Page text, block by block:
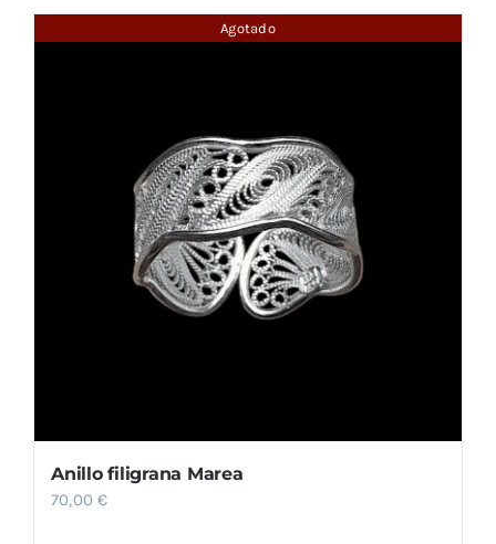
Agotado
Anillo filigrana Marea
70,00€